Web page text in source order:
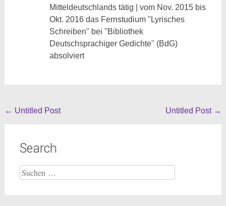
Mitteldeutschlands tätig | vom Nov. 2015 bis
Okt. 2016 das Fernstudium "Lyrisches
Schreiben" bei "Bibliothek
Deutschsprachiger Gedichte" (BdG)
absolviert
Beitragsnavigation
← Untitled Post Untitled Post →
Search
Suche
nach: